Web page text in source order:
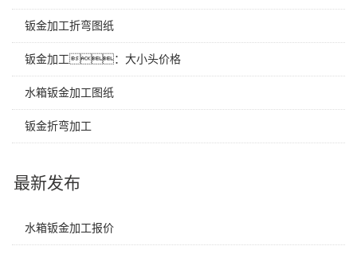
钣金加工折弯图纸
钣金加工：大小头价格
水箱钣金加工图纸
钣金折弯加工
最新发布
水箱钣金加工报价